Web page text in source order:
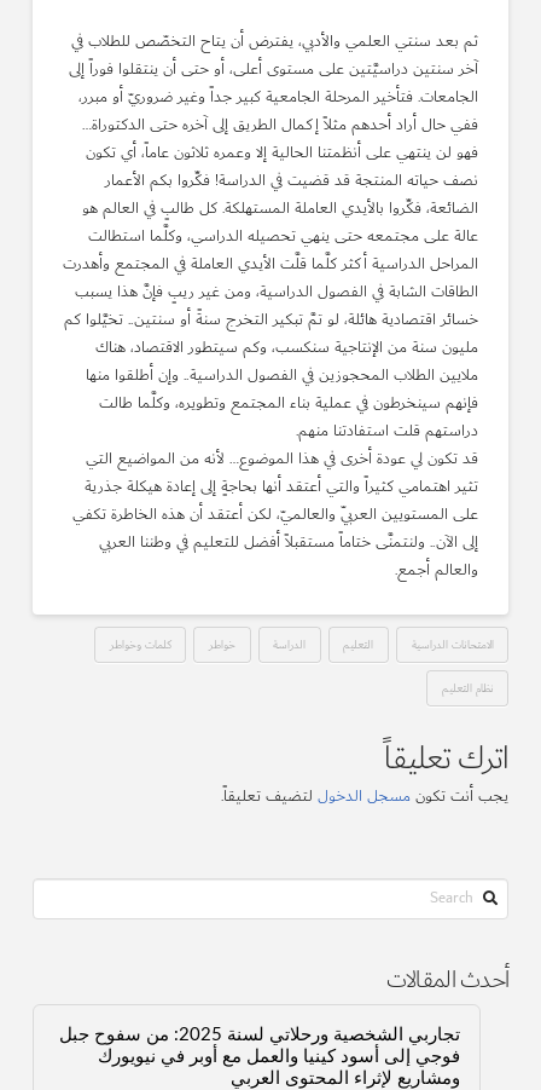
ثم بعد سنتي العلمي والأدبي، يفترض أن يتاح التخصّص للطلاب في
آخر سنتين دراسيَّتين على مستوى أعلى، أو حتى أن ينتقلوا فوراً إلى
الجامعات. فتأخير المرحلة الجامعية كبير جداً وغير ضروريّ أو مبرر،
ففي حال أراد أحدهم مثلاً إكمال الطريق إلى آخره حتى الدكتوراة…
فهو لن ينتهي على أنظمتنا الحالية إلا وعمره ثلاثون عاماً، أي تكون
نصف حياته المنتجة قد قضيت في الدراسة! فكِّروا بكم الأعمار
الضائعة، فكِّروا بالأيدي العاملة المستهلكة. كل طالبٍ في العالم هو
عالة على مجتمعه حتى ينهي تحصيله الدراسي، وكلَّما استطالت
المراحل الدراسية أكثر كلَّما قلَّت الأيدي العاملة في المجتمع وأهدرت
الطاقات الشابة في الفصول الدراسية، ومن غير ريبٍ فإنَّ هذا يسبب
خسائر اقتصادية هائلة، لو تمَّ تبكير التخرج سنةً أو سنتين.. تخيَّلوا كم
مليون سنة من الإنتاجية سنكسب، وكم سيتطور الاقتصاد، هناك
ملايين الطلاب المحجوزين في الفصول الدراسية.. وإن أطلقوا منها
فإنهم سينخرطون في عملية بناء المجتمع وتطويره، وكلَّما طالت
دراستهم قلت استفادتنا منهم.
قد تكون لي عودة أخرى في هذا الموضوع… لأنه من المواضيع التي
تثير اهتمامي كثيراً والتي أعتقد أنها بحاجةٍ إلى إعادة هيكلة جذرية
على المستويين العربيّ والعالميّ، لكن أعتقد أن هذه الخاطرة تكفي
إلى الآن.. ولنتمنَّى ختاماً مستقبلاً أفضل للتعليم في وطننا العربي
والعالم أجمع.
الامتحانات الدراسية التعليم الدراسة خواطر كلمات وخواطر
نظام التعليم
اترك تعليقاً
يجب أنت تكونمسجل الدخوللتضيف تعليقاً.
Search
أحدث المقالات
تجاربي الشخصية ورحلاتي لسنة 2025: من سفوح جبل
فوجي إلى أسود كينيا والعمل مع أوبر في نيويورك
ومشاريع لإثراء المحتوى العربي